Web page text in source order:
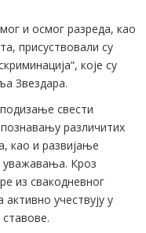
и осмог разреда, као
присуствовали су
које су
Звездара.
свести
различитих
као и развијање
уважавања. Кроз
из свакодневног
учествују у